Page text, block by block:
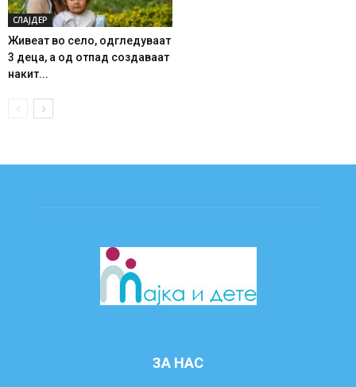
СЛАЈДЕР
Живеат во село, одгледуваат
3 деца, а од отпад создаваат
накит...
ЗА НАС